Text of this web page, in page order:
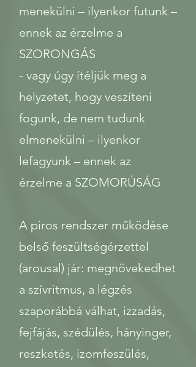
menekülni – ilyenkor futunk –
ennek az érzelme a
SZORONGÁS
- vagy úgy ítéljük meg a
helyzetet, hogy veszíteni
fogunk, de nem tudunk
elmenekülni – ilyenkor
lefagyunk – ennek az
érzelme a SZOMORÚSÁG
A piros rendszer működése
belső feszültségérzettel
(arousal) jár: megnövekedhet
a szívritmus, a légzés
szaporábbá válhat, izzadás,
fejfájás, szédülés, hányinger,
reszketés, izomfeszülés,